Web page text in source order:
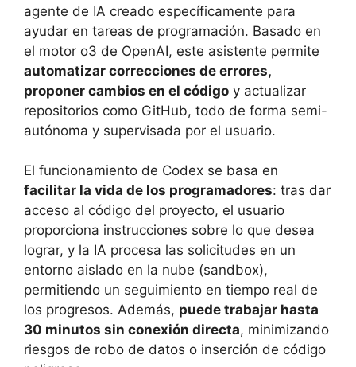
agente de IA creado específicamente para
ayudar en tareas de programación. Basado en
el motor o3 de OpenAI, este asistente permite
automatizar correcciones de errores,
proponer cambios en el código y actualizar
repositorios como GitHub, todo de forma semi-
autónoma y supervisada por el usuario.
El funcionamiento de Codex se basa en
facilitar la vida de los programadores: tras dar
acceso al código del proyecto, el usuario
proporciona instrucciones sobre lo que desea
lograr, y la IA procesa las solicitudes en un
entorno aislado en la nube (sandbox),
permitiendo un seguimiento en tiempo real de
los progresos. Además, puede trabajar hasta
30 minutos sin conexión directa, minimizando
riesgos de robo de datos o inserción de código